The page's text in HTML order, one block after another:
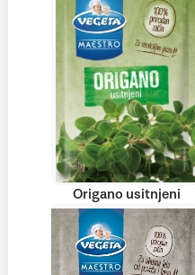
Origano usitnjeni